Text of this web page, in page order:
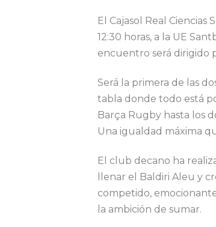
El Cajasol Real
12:30 horas, a la UE
encuentro será dirigido
Será la primera de las
tabla donde todo está
Barça Rugby hasta los
Una igualdad máxima
El club decano ha
llenar el Baldiri Aleu y
competido,
la ambición de sumar.